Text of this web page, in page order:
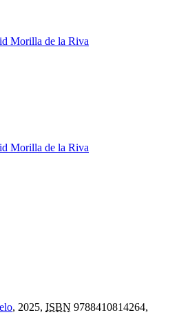
Morilla de la Riva
Morilla de la Riva
, 2025, ISBN 9788410814264,